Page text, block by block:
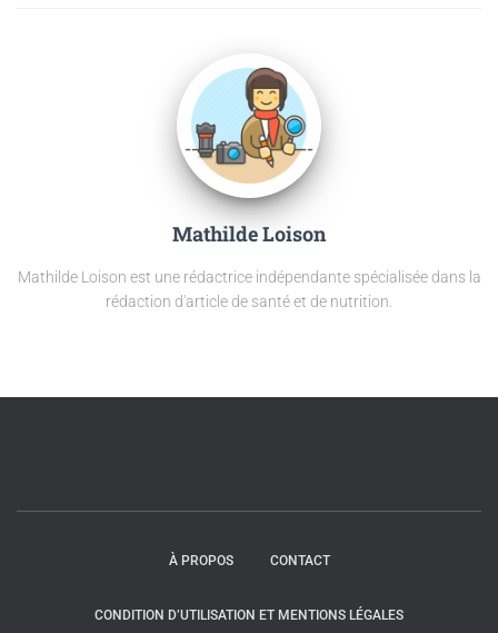
Mathilde Loison
Mathilde Loison est une rédactrice indépendante spécialisée dans la
rédaction d'article de santé et de nutrition.
À PROPOS CONTACT
CONDITION D’UTILISATION ET MENTIONS LÉGALES